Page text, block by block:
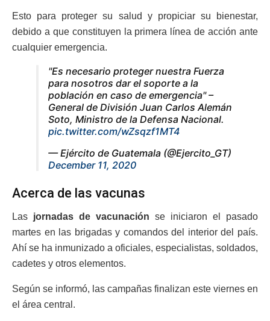
Esto para proteger su salud y propiciar su bienestar,
debido a que constituyen la primera línea de acción ante
cualquier emergencia.
"Es necesario proteger nuestra Fuerza
para nosotros dar el soporte a la
población en caso de emergencia" –
General de División Juan Carlos Alemán
Soto, Ministro de la Defensa Nacional.
pic.twitter.com/wZsqzf1MT4
— Ejército de Guatemala (@Ejercito_GT)
December 11, 2020
Acerca de las vacunas
Las jornadas de vacunación se iniciaron el pasado
martes en las brigadas y comandos del interior del país.
Ahí se ha inmunizado a oficiales, especialistas, soldados,
cadetes y otros elementos.
Según se informó, las campañas finalizan este viernes en
el área central.